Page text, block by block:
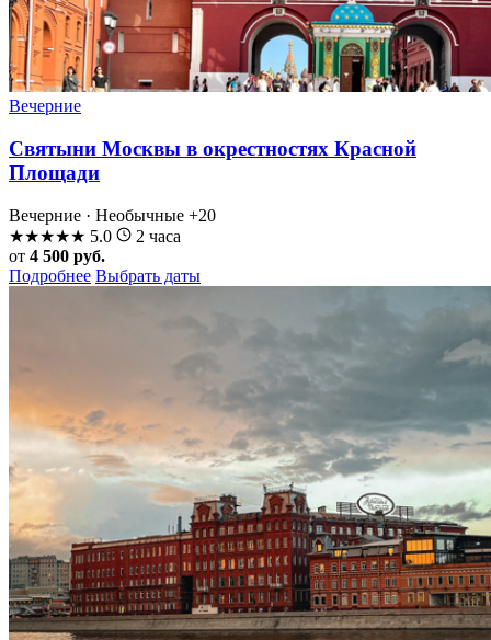
Вечерние
Святыни Москвы в окрестностях Красной
Площади
Вечерние · Необычные +20
★★★★★ 5.0
2 часа
от 4 500 руб.
Подробнее Выбрать даты